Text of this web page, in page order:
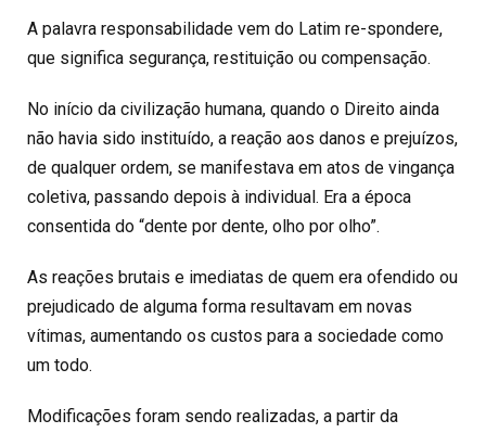
A palavra responsabilidade vem do Latim re-spondere,
que significa segurança, restituição ou compensação.
No início da civilização humana, quando o Direito ainda
não havia sido instituído, a reação aos danos e prejuízos,
de qualquer ordem, se manifestava em atos de vingança
coletiva, passando depois à individual. Era a época
consentida do “dente por dente, olho por olho”.
As reações brutais e imediatas de quem era ofendido ou
prejudicado de alguma forma resultavam em novas
vítimas, aumentando os custos para a sociedade como
um todo.
Modificações foram sendo realizadas, a partir da